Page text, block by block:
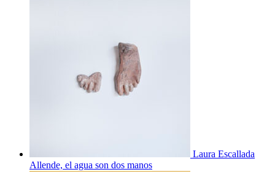
Laura Escallada
Allende, el agua son dos manos